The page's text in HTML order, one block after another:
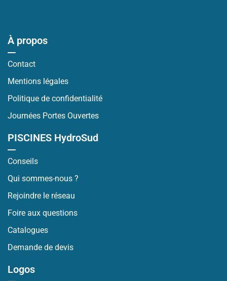
À propos
Contact
Mentions légales
Politique de confidentialité
Journées Portes Ouvertes
PISCINES HydroSud
Conseils
Qui sommes-nous ?
Rejoindre le réseau
Foire aux questions
Catalogues
Demande de devis
Logos